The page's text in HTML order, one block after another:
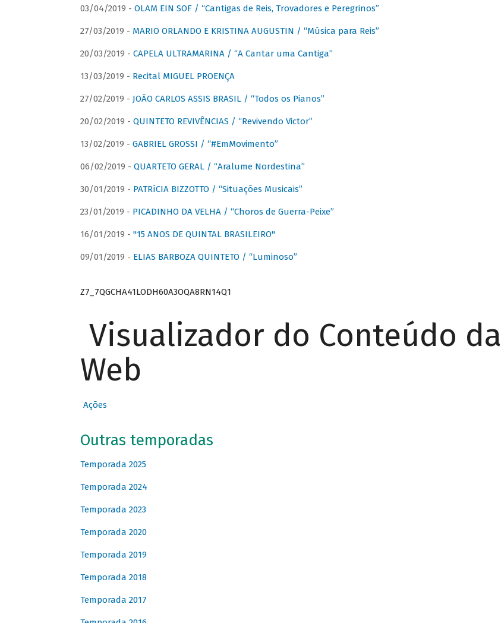
03/04/2019 - OLAM EIN SOF / “Cantigas de Reis, Trovadores e Peregrinos”
27/03/2019 - MARIO ORLANDO E KRISTINA AUGUSTIN / “Música para Reis”
20/03/2019 - CAPELA ULTRAMARINA / “A Cantar uma Cantiga”
13/03/2019 - Recital MIGUEL PROENÇA
27/02/2019 - JOÃO CARLOS ASSIS BRASIL / “Todos os Pianos”
20/02/2019 - QUINTETO REVIVÊNCIAS / “Revivendo Victor”
13/02/2019 - GABRIEL GROSSI / “#EmMovimento”
06/02/2019 - QUARTETO GERAL / “Aralume Nordestina”
30/01/2019 - PATRíCIA BIZZOTTO / “Situações Musicais”
23/01/2019 - PICADINHO DA VELHA / “Choros de Guerra-Peixe”
16/01/2019 - "15 ANOS DE QUINTAL BRASILEIRO"
09/01/2019 - ELIAS BARBOZA QUINTETO / “Luminoso”
Z7_7QGCHA41LODH60A3OQA8RN14Q1
Visualizador do Conteúdo da
Web
Ações
Outras temporadas
Temporada 2025
Temporada 2024
Temporada 2023
Temporada 2020
Temporada 2019
Temporada 2018
Temporada 2017